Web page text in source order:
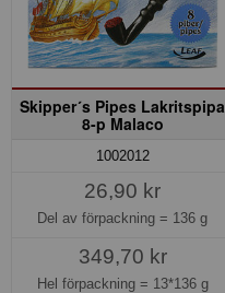
Skipper´s Pipes Lakritspipa
8-p Malaco
1002012
26,90 kr
Del av förpackning = 136 g
349,70 kr
Hel förpackning = 13*136 g